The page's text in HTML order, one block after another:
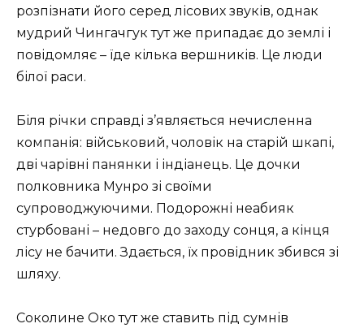
розпізнати його серед лісових звуків, однак
мудрий Чингачгук тут же припадає до землі і
повідомляє – їде кілька вершників. Це люди
білої раси.
Біля річки справді з’являється нечисленна
компанія: військовий, чоловік на старій шкапі,
дві чарівні панянки і індіанець. Це дочки
полковника Мунро зі своїми
супроводжуючими. Подорожні неабияк
стурбовані – недовго до заходу сонця, а кінця
лісу не бачити. Здається, їх провідник збився зі
шляху.
Соколине Око тут же ставить під сумнів